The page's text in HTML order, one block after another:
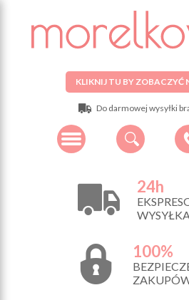
KLIKNIJ TU BY ZOBACZYĆ
Do darmowej wysyłki
24h
100%